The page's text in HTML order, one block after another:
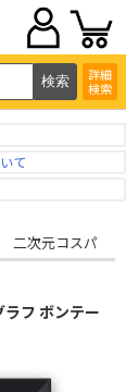
詳細
検索
て
二次元コスパ
フ ボンテー